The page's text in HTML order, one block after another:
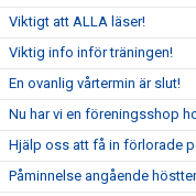
Viktigt att ALLA läser!
Viktig info inför träningen!
En ovanlig vårtermin är slut!
Nu har vi en föreningsshop
Hjälp oss att få in förlorade
Påminnelse angående